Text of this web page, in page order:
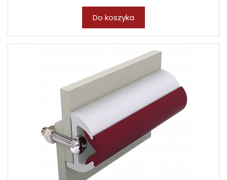
Do koszyka